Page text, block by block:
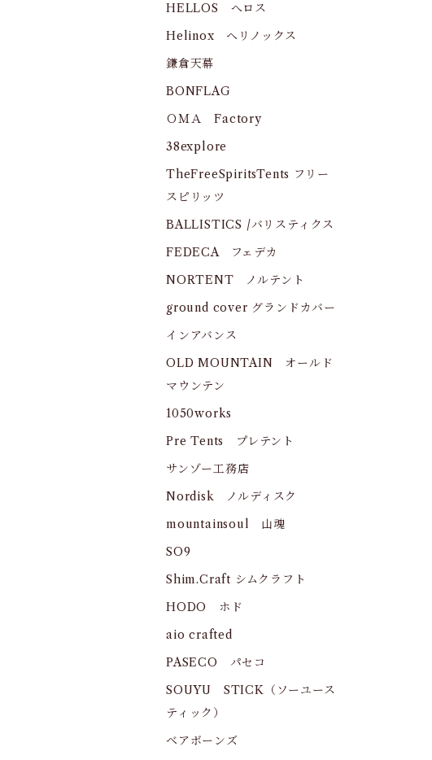
HELLOS へロス
Helinox ヘリノックス
鎌倉天幕
BONFLAG
ＯＭＡ Factory
38explore
TheFreeSpiritsTents フリー
スピリッツ
BALLISTICS /バリスティクス
FEDECA フェデカ
NORTENT ノルテント
ground cover グランドカバー
インアバンス
OLD MOUNTAIN オールド
マウンテン
1050works
Pre Tents プレテント
サンゾー工務店
Nordisk ノルディスク
mountainsoul 山魂
SO9
Shim.Craft シムクラフト
HODO ホド
aio crafted
PASECO パセコ
SOUYU STICK（ソーユース
ティック）
ベアボーンズ